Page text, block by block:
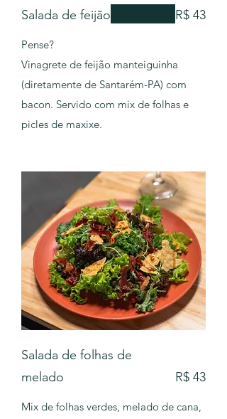
Salada de feijão
Pense?
Vinagrete de feijão manteiguinha
(diretamente de Santarém-PA) com
bacon. Servido com mix de folhas e
picles de maxixe.
R$ 43
Salada de folhas de
melado
Mix de folhas verdes, melado de cana,
R$ 43